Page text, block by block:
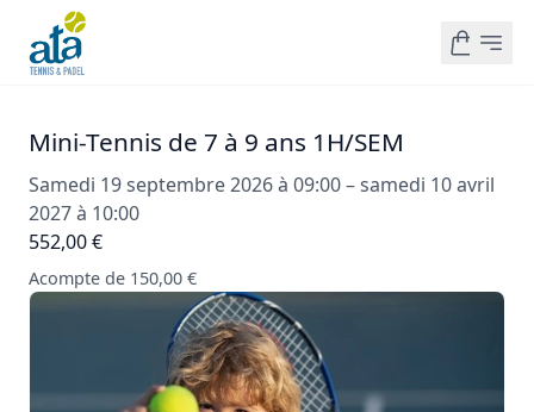
Mini-Tennis de 7 à 9 ans 1H/SEM
Samedi 19 septembre 2026 à 09:00 – samedi 10 avril
2027 à 10:00
552,00 €
Acompte de 150,00 €